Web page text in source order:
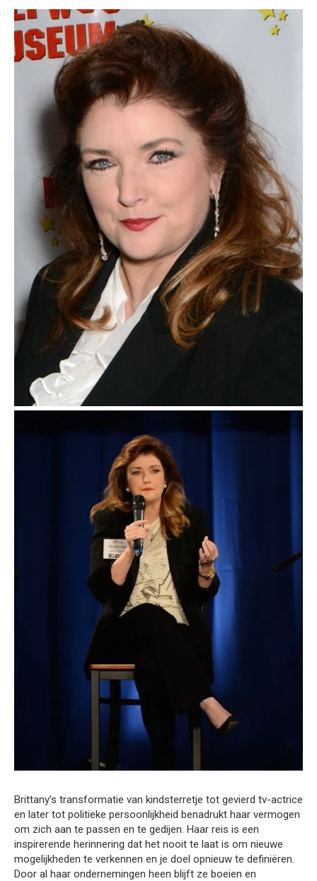
Brittany’s transformatie van kindsterretje tot gevierd tv-actrice
en later tot politieke persoonlijkheid benadrukt haar vermogen
om zich aan te passen en te gedijen. Haar reis is een
inspirerende herinnering dat het nooit te laat is om nieuwe
mogelijkheden te verkennen en je doel opnieuw te definiëren.
Door al haar ondernemingen heen blijft ze boeien en